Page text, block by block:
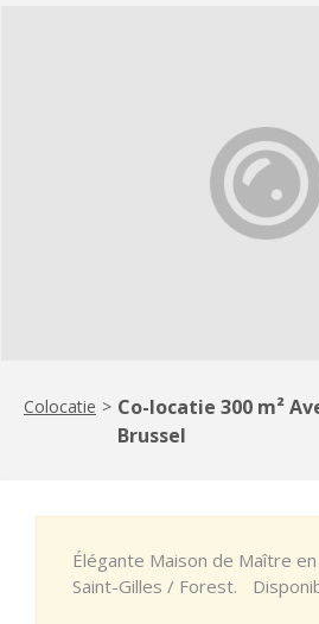
Colocatie > Co-locatie 300 m²
Brussel
Élégante Maison de Maître
Saint-Gilles / Forest.